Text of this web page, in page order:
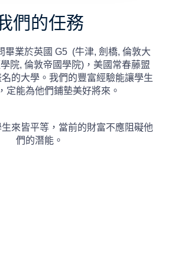
們的任務
畢業於英國 G5 (牛津, 劍橋, 倫敦大
院, 倫敦帝國學院)，美國常春藤盟
的大學。我們的豐富經驗能讓學生
定能為他們鋪墊美好將來。
來皆平等，當前的財富不應阻礙他
們的潛能。